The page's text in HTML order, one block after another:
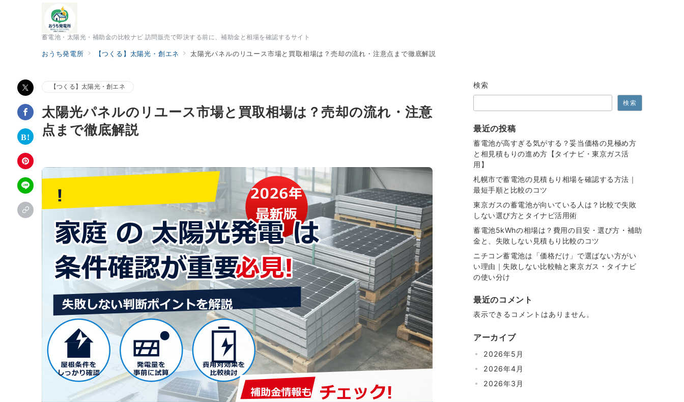
蓄電池・太陽光・補助金の比較ナビ 訪問販売で即決する前に、補助金と相場を確認するサイト
おうち発電所 【つくる】太陽光・創エネ 太陽光パネルのリユース市場と買取相場は？売却の流れ・注意点まで徹底解説
【つくる】太陽光・創エネ
太陽光パネルのリユース市場と買取相場は？売却の流れ・注意
点まで徹底解説
検索
検索
最近の投稿
蓄電池が高すぎる気がする？妥当価格の見極め方
と相見積もりの進め方【タイナビ・東京ガス活
用】
札幌市で蓄電池の見積もり相場を確認する方法｜
最短手順と比較のコツ
東京ガスの蓄電池が向いている人は？比較で失敗
しない選び方とタイナビ活用術
蓄電池5kWhの相場は？費用の目安・選び方・補助
金と、失敗しない見積もり比較のコツ
ニチコン蓄電池は「価格だけ」で選ばない方がい
い理由｜失敗しない比較軸と東京ガス・タイナビ
の使い分け
最近のコメント
表示できるコメントはありません。
アーカイブ
2026年5月
2026年4月
2026年3月